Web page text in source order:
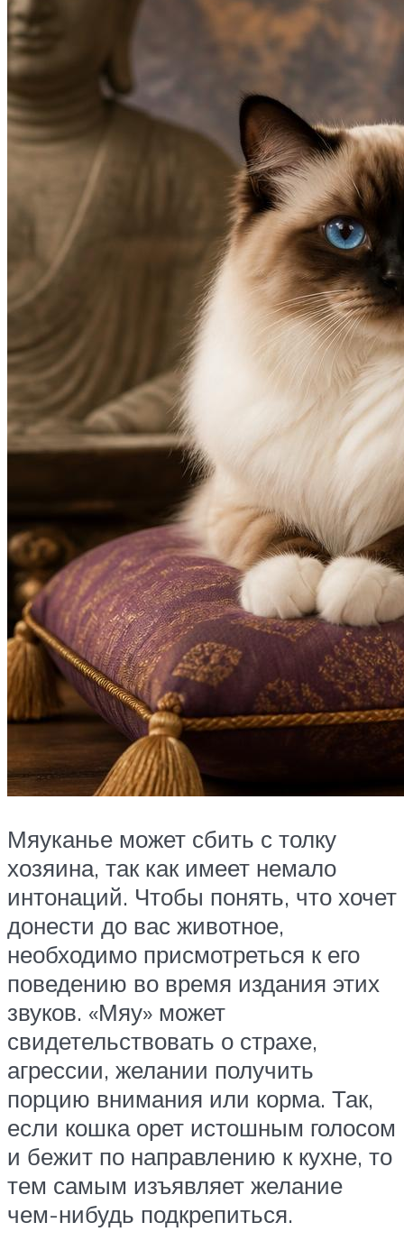
Мяуканье может сбить с толку
хозяина, так как имеет немало
интонаций. Чтобы понять, что хочет
донести до вас животное,
необходимо присмотреться к его
поведению во время издания этих
звуков. «Мяу» может
свидетельствовать о страхе,
агрессии, желании получить
порцию внимания или корма. Так,
если кошка орет истошным голосом
и бежит по направлению к кухне, то
тем самым изъявляет желание
чем-нибудь подкрепиться.